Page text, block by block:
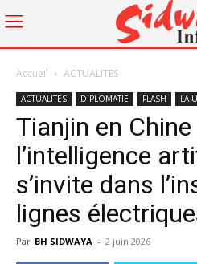
Accueil ACTUALITES
ACTUALITES DIPLOMATIE FLASH LA
Tianjin en
l’intelligence
s’invite dans
lignes
Par BH SIDWAYA - 2 juin 2026